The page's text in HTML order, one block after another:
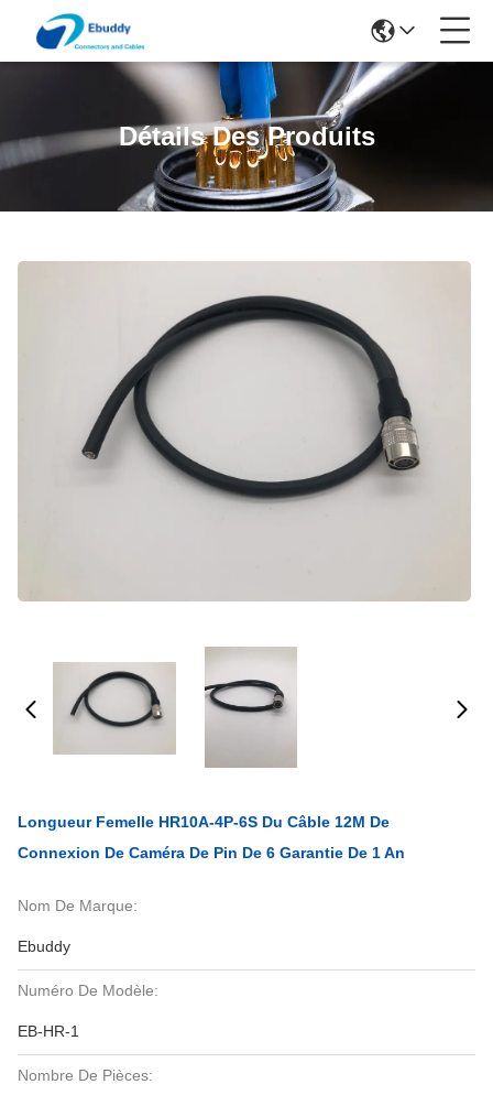
Détails Des Produits
Longueur Femelle HR10A-4P-6S Du Câble 12M De
Connexion De Caméra De Pin De 6 Garantie De 1 An
Nom De Marque:
Ebuddy
Numéro De Modèle:
EB-HR-1
Nombre De Pièces: